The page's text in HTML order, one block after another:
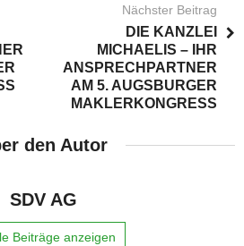
Nächster Beitrag
DIE KANZLEI
MICHAELIS – IHR
ANSPRECHPARTNER
AM 5. AUGSBURGER
MAKLERKONGRESS
den Autor
SDV AG
Beiträge anzeigen